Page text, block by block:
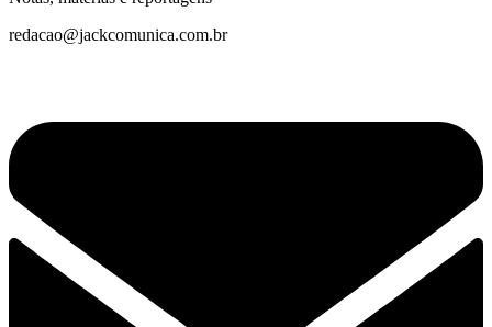
redacao@jackcomunica.com.br